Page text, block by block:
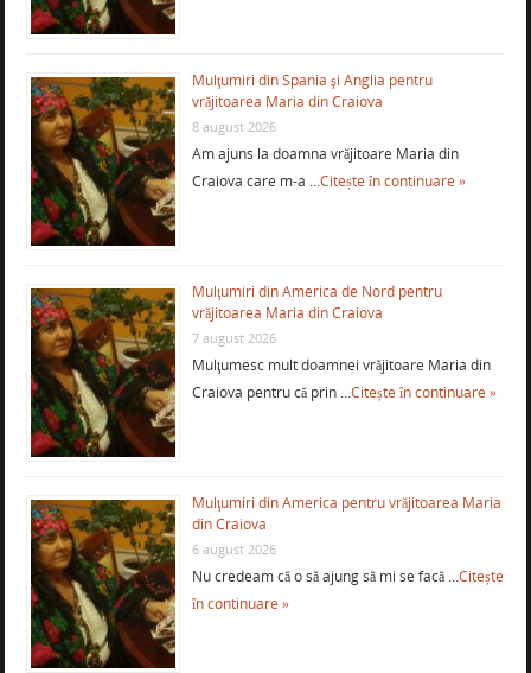
Mulţumiri din Spania şi Anglia pentru
vrăjitoarea Maria din Craiova
8 august 2026
Am ajuns la doamna vrăjitoare Maria din
Craiova care m-a …Citește în continuare »
Mulţumiri din America de Nord pentru
vrăjitoarea Maria din Craiova
7 august 2026
Mulţumesc mult doamnei vrăjitoare Maria din
Craiova pentru că prin …Citește în continuare »
Mulţumiri din America pentru vrăjitoarea Maria
din Craiova
6 august 2026
Nu credeam că o să ajung să mi se facă …Citește
în continuare »